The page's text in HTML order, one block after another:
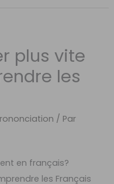
plus vite
les
/ Par
en français?
les Français